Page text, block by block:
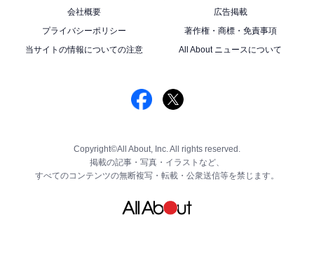
会社概要
広告掲載
プライバシーポリシー
著作権・商標・免責事項
当サイトの情報についての注意
All About ニュースについて
Copyright©All About, Inc. All rights reserved.
掲載の記事・写真・イラストなど、
すべてのコンテンツの無断複写・転載・公衆送信等を禁じます。